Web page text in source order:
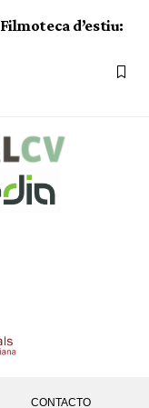
d’estiu:
CONTACTO